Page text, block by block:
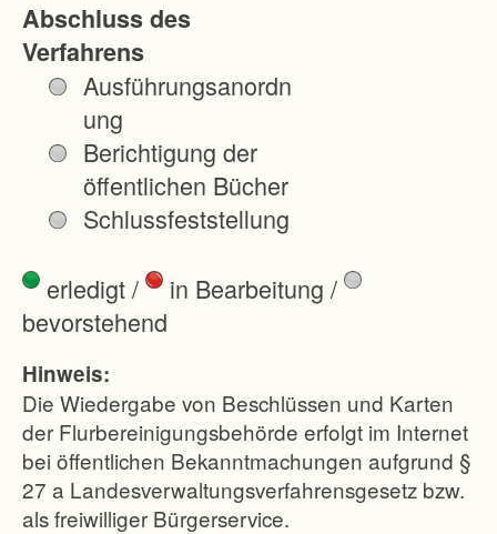
Abschluss des
Verfahrens
Ausführungsanordn
ung
Berichtigung der
öffentlichen Bücher
Schlussfeststellung
erledigt/ in Bearbeitung /
bevorstehend
Hinweis:
Die Wiedergabe von Beschlüssen und Karten
der Flurbereinigungsbehörde erfolgt im Internet
bei öffentlichen Bekanntmachungen aufgrund §
27 a Landesverwaltungsverfahrensgesetz bzw.
als freiwilliger Bürgerservice.